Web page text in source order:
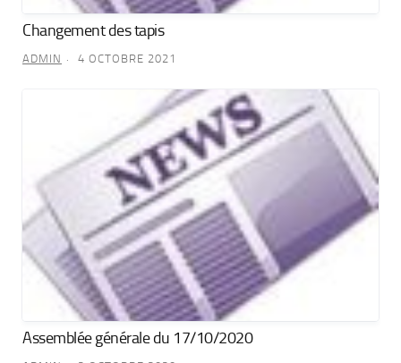
Changement des tapis
ADMIN 4 OCTOBRE 2021
Assemblée générale du 17/10/2020